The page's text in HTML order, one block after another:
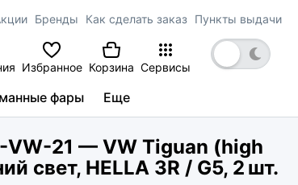
Бренды Как сделать заказ Пункты выдачи
Избранное Корзина Сервисы
фары Еще
VW-21 — VW Tiguan (high
свет, HELLA 3R / G5, 2 шт.